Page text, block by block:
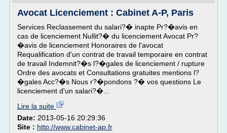
Avocat Licenciement : Cabinet A-P, Paris
Services Reclassement du salari?� inapte Pr?�avis en
cas de licenciement Nullit?� du licenciement Avocat Pr?
�avis de licenciement Honoraires de l'avocat
Requalification d'un contrat de travail temporaire en contrat
de travail Indemnit?�s l?�gales de licenciement / rupture
Ordre des avocats et Consultations gratuites mentions l?
�gales Acc?�s Nous r?�pondons ?� vos questions Le
licenciement d'un salari?�...
Lire la suite
Date: 2013-05-16 20:29:36
Site : http://www.cabinet-ap.fr